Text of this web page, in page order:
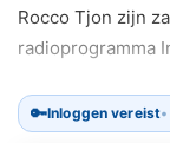
Rocco Tjon zijn
radioprogramma
🔑Inloggen vereist